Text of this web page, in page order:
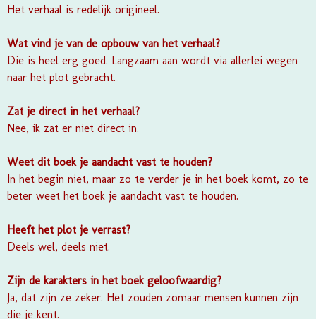
Het verhaal is redelijk origineel.
Wat vind je van de opbouw van het verhaal?
Die is heel erg goed. Langzaam aan wordt via allerlei wegen
naar het plot gebracht.
Zat je direct in het verhaal?
Nee, ik zat er niet direct in.
Weet dit boek je aandacht vast te houden?
In het begin niet, maar zo te verder je in het boek komt, zo te
beter weet het boek je aandacht vast te houden.
Heeft het plot je verrast?
Deels wel, deels niet.
Zijn de karakters in het boek geloofwaardig?
Ja, dat zijn ze zeker. Het zouden zomaar mensen kunnen zijn
die je kent.